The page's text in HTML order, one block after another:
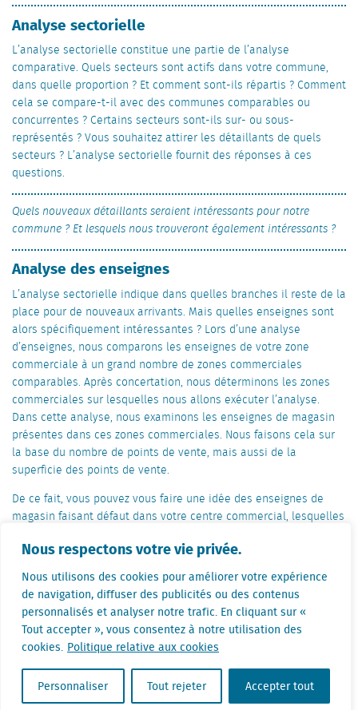
Nous respectons votre vie privée.
Nous utilisons des cookies pour améliorer votre expérience
de navigation, diffuser des publicités ou des contenus
personnalisés et analyser notre trafic. En cliquant sur «
Tout accepter », vous consentez à notre utilisation des
cookies. Politique relative aux cookies
Personnaliser Tout rejeter Accepter tout
Analyse sectorielle
L’analyse sectorielle constitue une partie de l’analyse
comparative. Quels secteurs sont actifs dans votre commune,
dans quelle proportion ? Et comment sont-ils répartis ? Comment
cela se compare-t-il avec des communes comparables ou
concurrentes ? Certains secteurs sont-ils sur- ou sous-
représentés ? Vous souhaitez attirer les détaillants de quels
secteurs ? L’analyse sectorielle fournit des réponses à ces
questions.
Quels nouveaux détaillants seraient intéressants pour notre
commune ? Et lesquels nous trouveront également intéressants ?
Analyse des enseignes
L’analyse sectorielle indique dans quelles branches il reste de la
place pour de nouveaux arrivants. Mais quelles enseignes sont
alors spécifiquement intéressantes ? Lors d’une analyse
d’enseignes, nous comparons les enseignes de votre zone
commerciale à un grand nombre de zones commerciales
comparables. Après concertation, nous déterminons les zones
commerciales sur lesquelles nous allons exécuter l’analyse.
Dans cette analyse, nous examinons les enseignes de magasin
présentes dans ces zones commerciales. Nous faisons cela sur
la base du nombre de points de vente, mais aussi de la
superficie des points de vente.
De ce fait, vous pouvez vous faire une idée des enseignes de
magasin faisant défaut dans votre centre commercial, lesquelles
responsables des centres sauront ainsi quelles enseignes sont
prometteuses pour votre commune.
Consultez aussi l’une de nos
fiches d’information gratuite :